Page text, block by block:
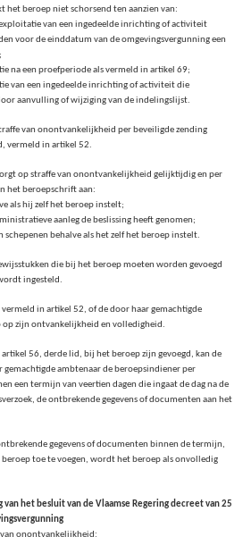
het beroep niet schorsend ten aanzien van:
van een ingedeelde inrichting of activiteit
voor de einddatum van de omgevingsvergunning een
na een proefperiode als vermeld in artikel 69;
van een ingedeelde inrichting of activiteit die
aanvulling of wijziging van de indelingslijst.
van onontvankelijkheid per beveiligde zending
vermeld in artikel 52.
op straffe van onontvankelijkheid gelijktijdig en per
het beroepschrift aan:
als hij zelf het beroep instelt;
aanleg de beslissing heeft genomen;
schepenen behalve als het zelf het beroep instelt.
die bij het beroep moeten worden gevoegd
ingesteld.
in artikel 52, of de door haar gemachtigde
zijn ontvankelijkheid en volledigheid.
56, derde lid, bij het beroep zijn gevoegd, kan de
gemachtigde ambtenaar de beroepsindiener per
een termijn van veertien dagen die ingaat de dag na de
de ontbrekende gegevens of documenten aan het
gegevens of documenten binnen de termijn,
toe te voegen, wordt het beroep als onvolledig
het besluit van de Vlaamse Regering decreet van 25